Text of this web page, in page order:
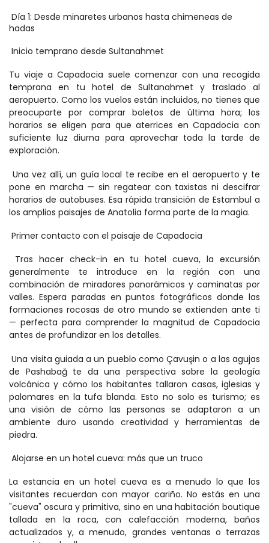
hadas
Inicio temprano desde Sultanahmet
Tu viaje a Capadocia suele comenzar con una recogida
temprana en tu hotel de Sultanahmet y traslado al
aeropuerto. Como los vuelos están incluidos, no tienes que
preocuparte por comprar boletos de última hora; los
horarios se eligen para que aterrices en Capadocia con
suficiente luz diurna para aprovechar toda la tarde de
exploración.
pone en marcha — sin regatear con taxistas ni descifrar
horarios de autobuses. Esa rápida transición de Estambul a
los amplios paisajes de Anatolia forma parte de la magia.
Primer contacto con el paisaje de Capadocia
generalmente te introduce en la región con una
combinación de miradores panorámicos y caminatas por
valles. Espera paradas en puntos fotográficos donde las
formaciones rocosas de otro mundo se extienden ante ti
— perfecta para comprender la magnitud de Capadocia
antes de profundizar en los detalles.
Una visita guiada a un pueblo como Çavuşin o a las agujas
de Pashabağ te da una perspectiva sobre la geología
volcánica y cómo los habitantes tallaron casas, iglesias y
palomares en la tufa blanda. Esto no solo es turismo; es
una visión de cómo las personas se adaptaron a un
ambiente duro usando creatividad y herramientas de
piedra.
Alojarse en un hotel cueva: más que un truco
La estancia en un hotel cueva es a menudo lo que los
visitantes recuerdan con mayor cariño. No estás en una
"cueva" oscura y primitiva, sino en una habitación boutique
tallada en la roca, con calefacción moderna, baños
actualizados y, a menudo, grandes ventanas o terrazas